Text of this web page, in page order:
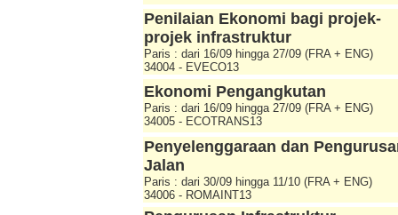
Penilaian Ekonomi bagi projek-
projek infrastruktur
Paris : dari 16/09 hingga 27/09 (FRA + ENG)
34004 - EVECO13
Ekonomi Pengangkutan
Paris : dari 16/09 hingga 27/09 (FRA + ENG)
34005 - ECOTRANS13
Penyelenggaraan dan
Jalan
Paris : dari 30/09 hingga 11/10 (FRA + ENG)
34006 - ROMAINT13